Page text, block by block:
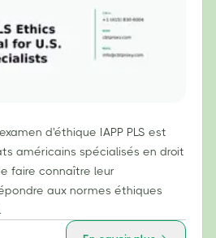
d'éthique IAPP PLS est
américains spécialisés en droit
faire connaître leur
aux normes éthiques